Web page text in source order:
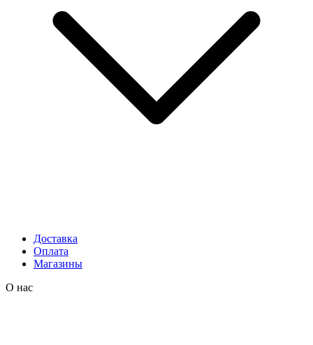
Доставка
Оплата
Магазины
О нас